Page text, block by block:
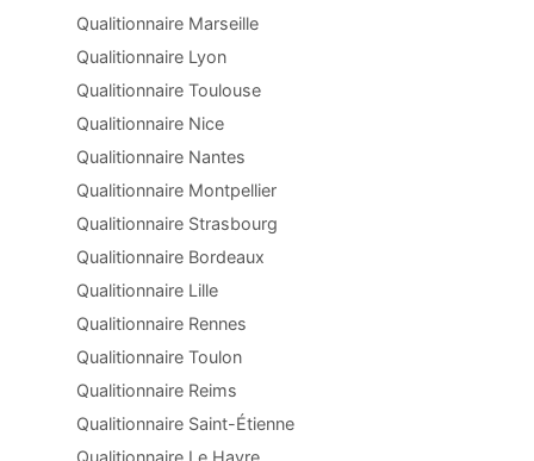
Qualitionnaire Marseille
Qualitionnaire Lyon
Qualitionnaire Toulouse
Qualitionnaire Nice
Qualitionnaire Nantes
Qualitionnaire Montpellier
Qualitionnaire Strasbourg
Qualitionnaire Bordeaux
Qualitionnaire Lille
Qualitionnaire Rennes
Qualitionnaire Toulon
Qualitionnaire Reims
Qualitionnaire Saint-Étienne
Qualitionnaire Le Havre